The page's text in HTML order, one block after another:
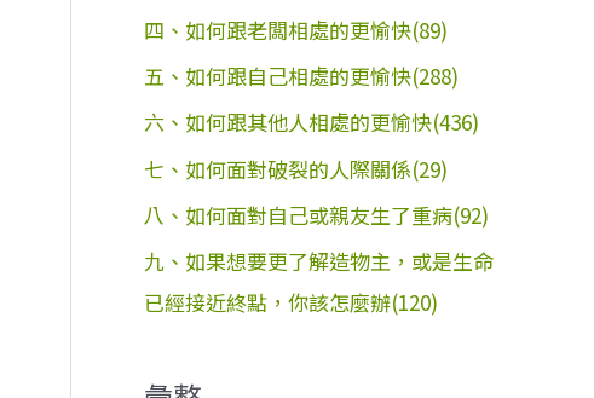
四、如何跟老闆相處的更愉快(89)
五、如何跟自己相處的更愉快(288)
六、如何跟其他人相處的更愉快(436)
七、如何面對破裂的人際關係(29)
八、如何面對自己或親友生了重病(92)
九、如果想要更了解造物主，或是生命
已經接近終點，你該怎麼辦(120)